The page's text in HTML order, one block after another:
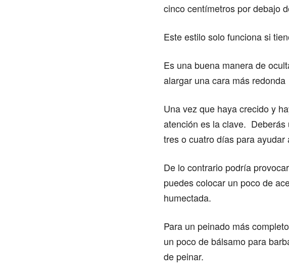
cinco centímetros por debajo
Este estilo solo funciona si
Es una buena manera de
alargar una cara más redonda
Una vez que haya crecido y
atención es la clave. Deberás
tres o cuatro días para
De lo contrario podría
puedes colocar un poco de
humectada.
Para un peinado más
un poco de bálsamo para
de peinar.